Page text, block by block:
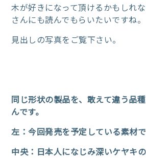
木が好きになって頂けるかもしれ
さんにも読んでもらいたいですね。
見出しの写真をご覧下さい。
同じ形状の製品を、敢えて違う品
んです。
左：今回発売を予定している素材
中央：日本人になじみ深いケヤキ